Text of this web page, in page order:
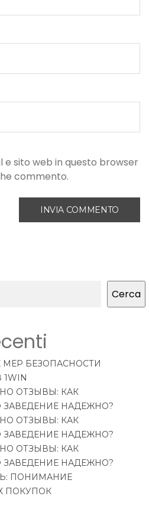
e sito web in questo browser
commento.
Cerca
БЕЗОПАСНОСТИ
ОТЗЫВЫ: КАК
ЗАВЕДЕНИЕ НАДЕЖНО?
ОТЗЫВЫ: КАК
ЗАВЕДЕНИЕ НАДЕЖНО?
ОТЗЫВЫ: КАК
ЗАВЕДЕНИЕ НАДЕЖНО?
ПОНИМАНИЕ
ПОКУПОК